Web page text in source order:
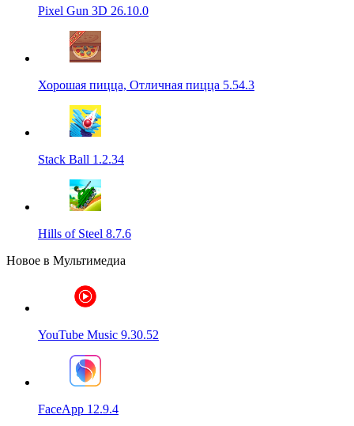
Pixel Gun 3D 26.10.0
Хорошая пицца, Отличная пицца 5.54.3
Stack Ball 1.2.34
Hills of Steel 8.7.6
Новое в Мультимедиа
YouTube Music 9.30.52
FaceApp 12.9.4